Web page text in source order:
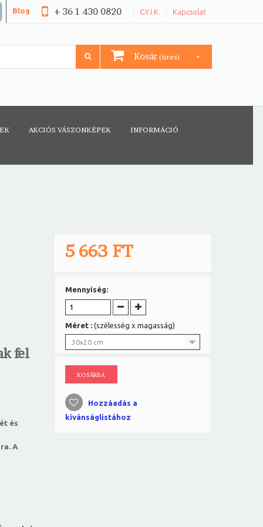
GY.I.K. Kapcsolat
+ 36 1 430 0820
Blog
Kosár (üres)
AKCIÓS VÁSZONKÉPEK INFORMÁCIÓ
fel
és
A
5 663 FT
Mennyiség:
Méret : (szélesség x magasság)
30x20 cm
KOSÁRBA
Hozzáadás a
kívánságlistához